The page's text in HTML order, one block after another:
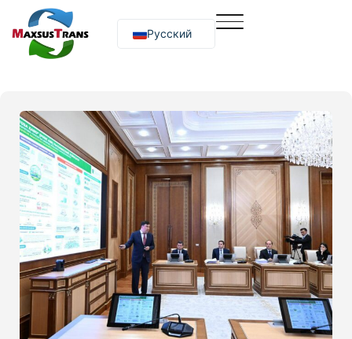
Русский
O‘zbekcha